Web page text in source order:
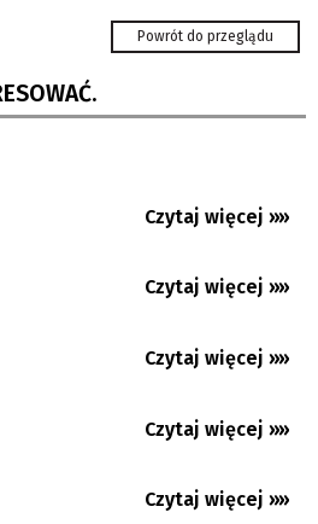
Powrót do przeglądu
07.08.2026
Czytaj więcej »»
06.08.2026
Lemmen wygrał
Czytaj więcej »»
05.08.2026
Czytaj więcej »»
03.08.2026
Tůma z brązowym
Czytaj więcej »»
03.08.2026
„Gorolskim Święcie”.
Czytaj więcej »»
Wyścig startuje
piłkarskiej
Lidze Narodowej.